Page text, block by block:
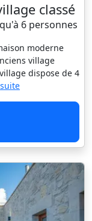
classé
6 personnes
moderne
village
dispose de 4